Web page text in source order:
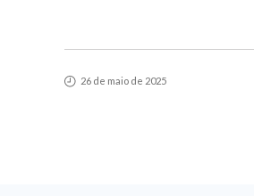
26 de maio de 2025